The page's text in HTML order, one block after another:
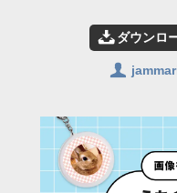
📥ダウンロ
👤